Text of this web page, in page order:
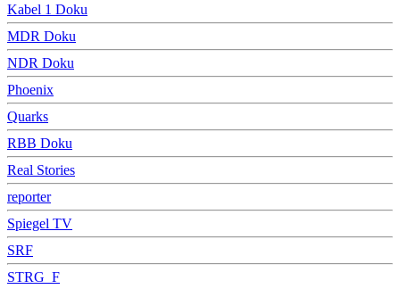
Kabel 1 Doku
MDR Doku
NDR Doku
Phoenix
Quarks
RBB Doku
Real Stories
reporter
Spiegel TV
SRF
STRG_F